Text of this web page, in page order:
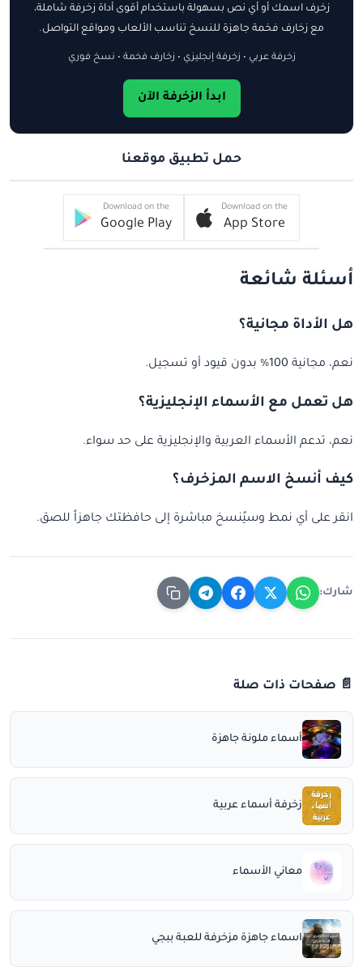
زخرف اسمك أو أي نص بسهولة باستخدام أقوى أداة زخرفة شاملة،
مع زخارف فخمة جاهزة للنسخ تناسب الألعاب ومواقع التواصل.
زخرفة عربي • زخرفة إنجليزي • زخارف فخمة • نسخ فوري
ابدأ الزخرفة الآن
حمل تطبيق موقعنا
Download on the
App Store
Download on the
Google Play
أسئلة شائعة
هل الأداة مجانية؟
نعم، مجانية 100% بدون قيود أو تسجيل.
هل تعمل مع الأسماء الإنجليزية؟
نعم، تدعم الأسماء العربية والإنجليزية على حد سواء.
كيف أنسخ الاسم المزخرف؟
انقر على أي نمط وسيُنسخ مباشرة إلى حافظتك جاهزاً للصق.
شارك:
📄 صفحات ذات صلة
أسماء ملونة جاهزة
زخرفة أسماء عربية
معاني الأسماء
اسماء جاهزة مزخرفة للعبة ببجي